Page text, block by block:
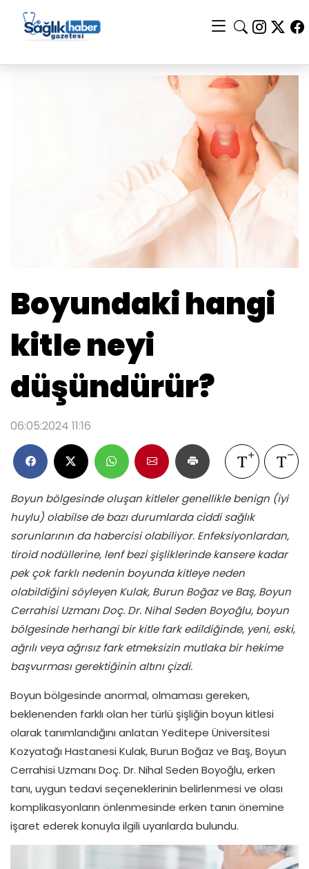
Boyundaki hangi
kitle neyi
düşündürür?
06:05:2024 11:16
Boyun bölgesinde oluşan kitleler genellikle benign (iyi
huylu) olabilse de bazı durumlarda ciddi sağlık
sorunlarının da habercisi olabiliyor. Enfeksiyonlardan,
tiroid nodüllerine, lenf bezi şişliklerinde kansere kadar
pek çok farklı nedenin boyunda kitleye neden
olabildiğini söyleyen Kulak, Burun Boğaz ve Baş, Boyun
Cerrahisi Uzmanı Doç. Dr. Nihal Seden Boyoğlu, boyun
bölgesinde herhangi bir kitle fark edildiğinde, yeni, eski,
ağrılı veya ağrısız fark etmeksizin mutlaka bir hekime
başvurmasıgerektiğinin altını çizdi.
Boyun bölgesinde anormal, olmaması gereken,
beklenenden farklı olan her türlü şişliğin boyun kitlesi
olarak tanımlandığını anlatan Yeditepe Üniversitesi
Kozyatağı Hastanesi Kulak, Burun Boğaz ve Baş, Boyun
Cerrahisi Uzmanı Doç. Dr. Nihal Seden Boyoğlu, erken
tanı, uygun tedavi seçeneklerinin belirlenmesi ve olası
komplikasyonların önlenmesinde erken tanın önemine
işaret ederek konuyla ilgili uyarılarda bulundu.